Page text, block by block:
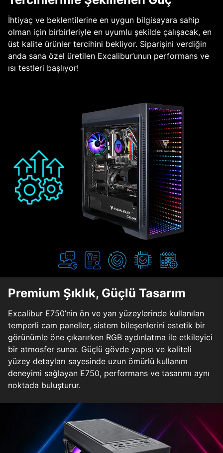
İhtiyaç ve beklentilerine en uygun bilgisayara sahip
olman için birbirleriyle en uyumlu şekilde çalışacak, en
üst kalite ürünler tercihini bekliyor. Siparişini verdiğin
anda sana özel üretilen Excalibur’unun performans ve
ısı testleri başlıyor!
Premium Şıklık, Güçlü Tasarım
Excalibur E750’nin ön ve yan yüzeylerinde kullanılan
temperli cam paneller, sistem bileşenlerini estetik bir
görünümle öne çıkarırken RGB aydınlatma ile etkileyici
bir atmosfer sunar. Güçlü gövde yapısı ve kaliteli
yüzey detayları sayesinde uzun ömürlü kullanım
deneyimi sağlayan E750, performans ve tasarımı aynı
noktada buluşturur.